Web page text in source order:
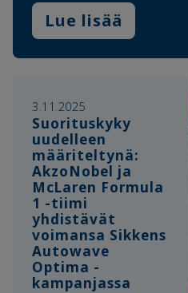
Lue lisää
3.11.2025
Suorituskyky
uudelleen
määriteltynä:
AkzoNobel ja
McLaren Formula
1 -tiimi
yhdistävät
voimansa Sikkens
Autowave
Optima -
kampanjassa